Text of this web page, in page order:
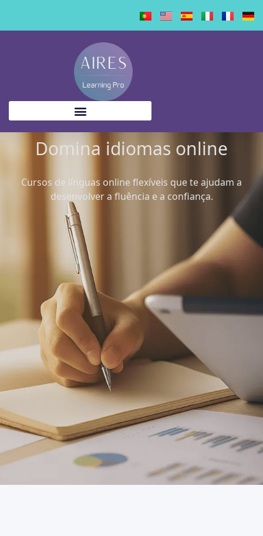
Domina idiomas online
Cursos de línguas online flexíveis que te ajudam a
desenvolver a fluência e a confiança.